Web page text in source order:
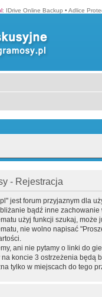
: IDrive Online Backup • Adlice
- Rejestracja
jest forum przyjaznym dla
bądź inne
użyj funkcji szukaj,
nie wolno napisać
ani nie pytamy o linki do
na koncie 3 ostrzeżenia będą
tylko w miejscach do tego